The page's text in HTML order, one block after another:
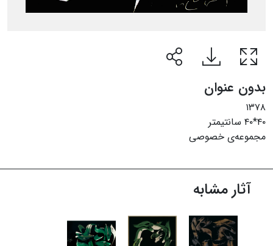
بدون عنوان
۱۳۷۸
۴۰*۴۰ سانتیمتر
مجموعه‌ی خصوصی
آثار مشابه